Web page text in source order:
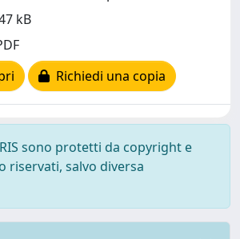
kB
Richiedi una copia
sono protetti da copyright e
riservati, salvo diversa